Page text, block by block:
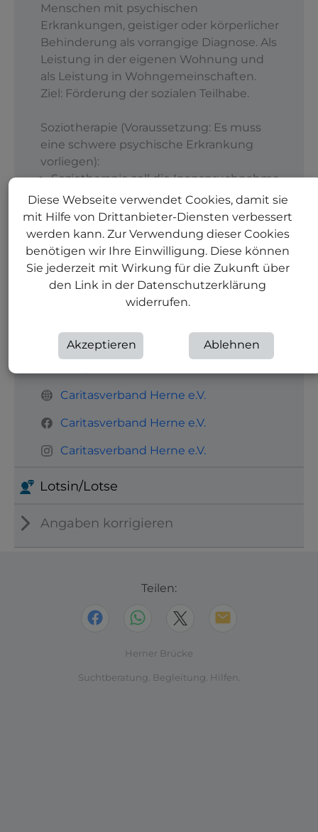
Diese Webseite verwendet Cookies, damit sie
mit Hilfe von Drittanbieter-Diensten verbessert
werden kann. Zur Verwendung dieser Cookies
benötigen wir Ihre Einwilligung. Diese können
Sie jederzeit mit Wirkung für die Zukunft über
den Link in der Datenschutzerklärung
widerrufen.
Akzeptieren Ablehnen
Menschen mit psychischen
Erkrankungen, geistiger oder körperlicher
Behinderung als vorrangige Diagnose. Als
Leistung in der eigenen Wohnung und
als Leistung in Wohngemeinschaften.
Ziel: Förderung der sozialen Teilhabe.
Soziotherapie (Voraussetzung: Es muss
eine schwere psychische Erkrankung
vorliegen):
Soziotherapie soll die Inanspruchnahme
ärztlich oder psychotherapeutisch
verordneten Leistungen ermöglichen
Wiederkehrende
Krankenhausaufenthalte sollen
vermieden oder verkürzt werden
0 23 23 / 92 96 0 - 0
Caritasverband Herne e.V.
Caritasverband Herne e.V.
Caritasverband Herne e.V.
Lotsin/Lotse
Angaben korrigieren
Teilen:
Herner Brücke
Suchtberatung. Begleitung. Hilfen.